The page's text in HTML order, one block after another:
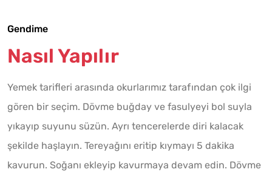
Gendime
Nasıl Yapılır
Yemek tarifleri arasında okurlarımız tarafından çok ilgi
gören bir seçim. Dövme buğday ve fasulyeyi bol suyla
yıkayıp suyunu süzün. Ayrı tencerelerde diri kalacak
şekilde haşlayın. Tereyağını eritip kıymayı 5 dakika
kavurun. Soğanı ekleyip kavurmaya devam edin. Dövme